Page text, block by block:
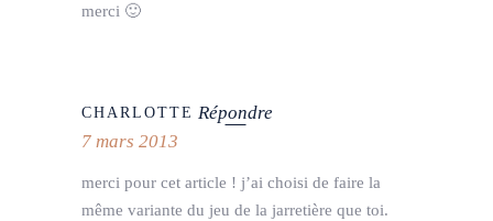
merci 🙂
CHARLOTTE Répondre
7 mars 2013
merci pour cet article ! j’ai choisi de faire la
même variante du jeu de la jarretière que toi.